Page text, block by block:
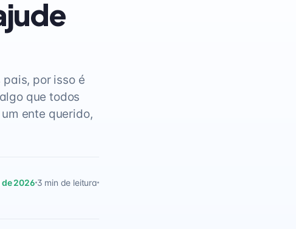
por isso é
que todos
ente querido,
2026 3 min de leitura